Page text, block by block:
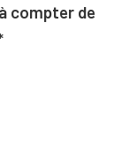
compter de